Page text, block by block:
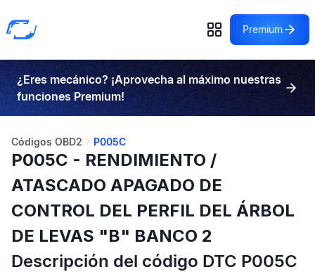
Premium
¿Eres mecánico? ¡Aprovecha al máximo nuestras
funciones Premium!
Códigos OBD2 P005C
P005C - RENDIMIENTO /
ATASCADO APAGADO DE
CONTROL DEL PERFIL DEL ÁRBOL
DE LEVAS "B" BANCO 2
Descripción del código DTC P005C